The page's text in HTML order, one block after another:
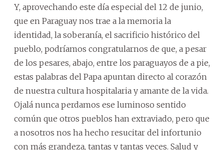
Y, aprovechando este día especial del 12 de junio,
que en Paraguay nos trae a la memoria la
identidad, la soberanía, el sacrificio histórico del
pueblo, podríamos congratularnos de que, a pesar
de los pesares, abajo, entre los paraguayos de a pie,
estas palabras del Papa apuntan directo al corazón
de nuestra cultura hospitalaria y amante de la vida.
Ojalá nunca perdamos ese luminoso sentido
común que otros pueblos han extraviado, pero que
a nosotros nos ha hecho resucitar del infortunio
con más grandeza, tantas y tantas veces. Salud y